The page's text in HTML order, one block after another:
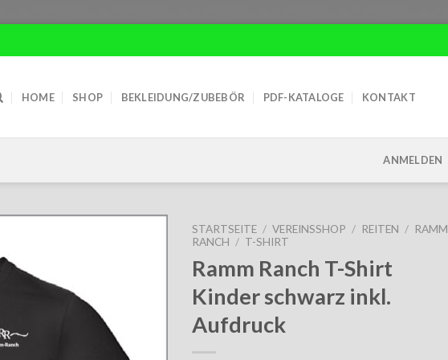
HOME SHOP BEKLEIDUNG/ZUBEBÖR PDF-KATALOGE KONTAKT
ANMELDEN
STARTSEITE / VEREINSSHOP / REITEN / RAMM
RANCH / T-SHIRT
Ramm Ranch T-Shirt
Kinder schwarz inkl.
Aufdruck